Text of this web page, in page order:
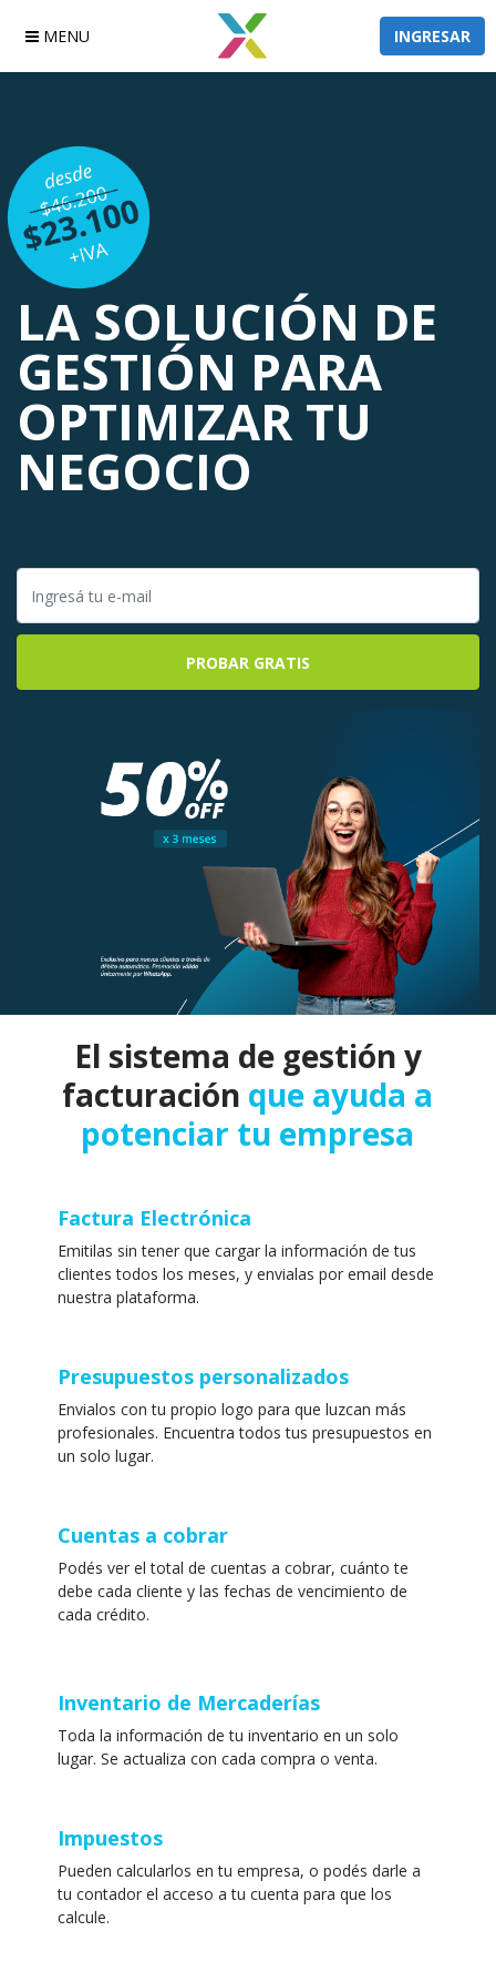
MENU INGRESAR
LA SOLUCIÓN DE
GESTIÓN PARA
OPTIMIZARTU
NEGOCIO
PROBAR GRATIS
El sistema de gestión y
facturación que ayuda a
potenciar tu empresa
Factura Electrónica
Emitilas sin tener que cargar la información de tus
clientes todos los meses, y envialas por email desde
nuestra plataforma.
Presupuestos personalizados
Envialos con tu propio logo para que luzcan más
profesionales. Encuentra todos tus presupuestos en
un solo lugar.
Cuentas a cobrar
Podés ver el total de cuentas a cobrar, cuánto te
debe cada cliente y las fechas de vencimiento de
cada crédito.
Inventario de Mercaderías
Toda la información de tu inventario en un solo
lugar. Se actualiza con cada compra o venta.
Impuestos
Pueden calcularlos en tu empresa, o podés darle a
tu contador el acceso a tu cuenta para que los
calcule.